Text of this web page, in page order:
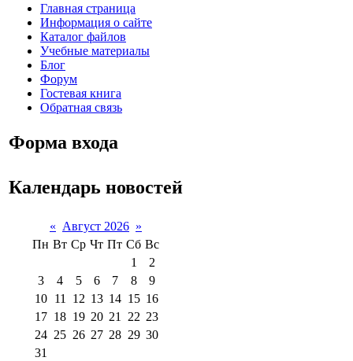
Главная страница
Информация о сайте
Каталог файлов
Учебные материалы
Блог
Форум
Гостевая книга
Обратная связь
Форма входа
Календарь новостей
« Август 2026 »
Пн Вт Ср Чт Пт Сб Вс
1
2
3
4 5 6 7 8
9
10
11 12 13 14 15 16
17 18 19 20 21 22 23
24 25 26 27 28 29 30
31